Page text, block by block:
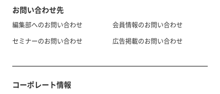
お問い合わせ先
編集部へのお問い合わせ
セミナーのお問い合わせ
会員情報のお問い合わせ
広告掲載のお問い合わせ
コーポレート情報